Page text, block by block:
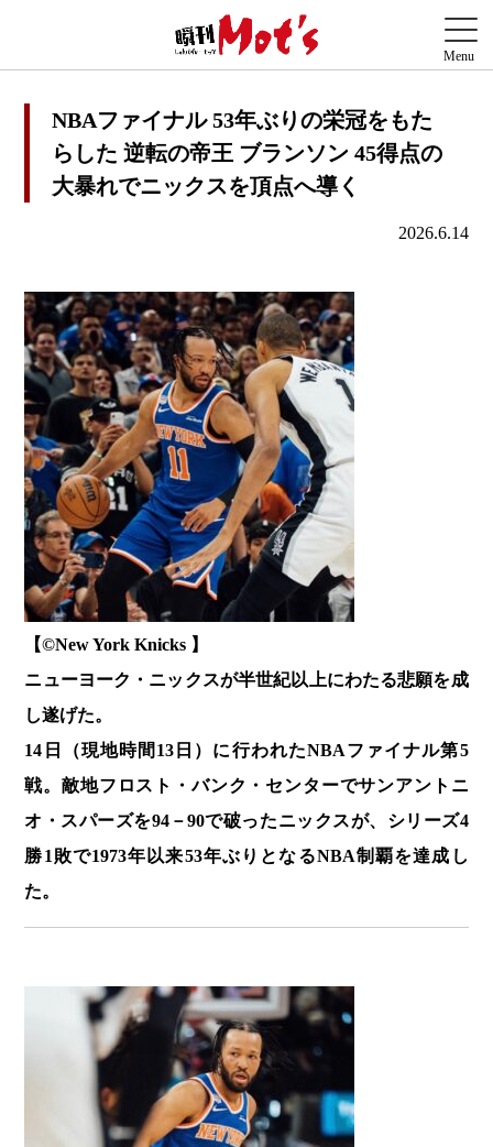
NBAファイナル 53年ぶりの栄冠をもた
らした 逆転の帝王 ブランソン 45得点の
大暴れでニックスを頂点へ導く
2026.6.14
【©️New York Knicks 】
ニューヨーク・ニックスが半世紀以上にわたる悲願を成
し遂げた。
14日（現地時間13日）に行われたNBAファイナル第5
戦。敵地フロスト・バンク・センターでサンアントニ
オ・スパーズを94－90で破ったニックスが、シリーズ4
勝1敗で1973年以来53年ぶりとなるNBA制覇を達成し
た。